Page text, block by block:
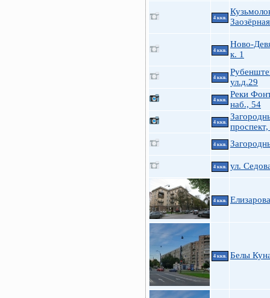
4 ккв.
4 ккв.
Ново-
к. 1
4 ккв.
ул.д.29
4 ккв.
Реки
наб., 54
4 ккв.
4 ккв.
4 ккв. ул.
4 ккв.
4 ккв. Белы